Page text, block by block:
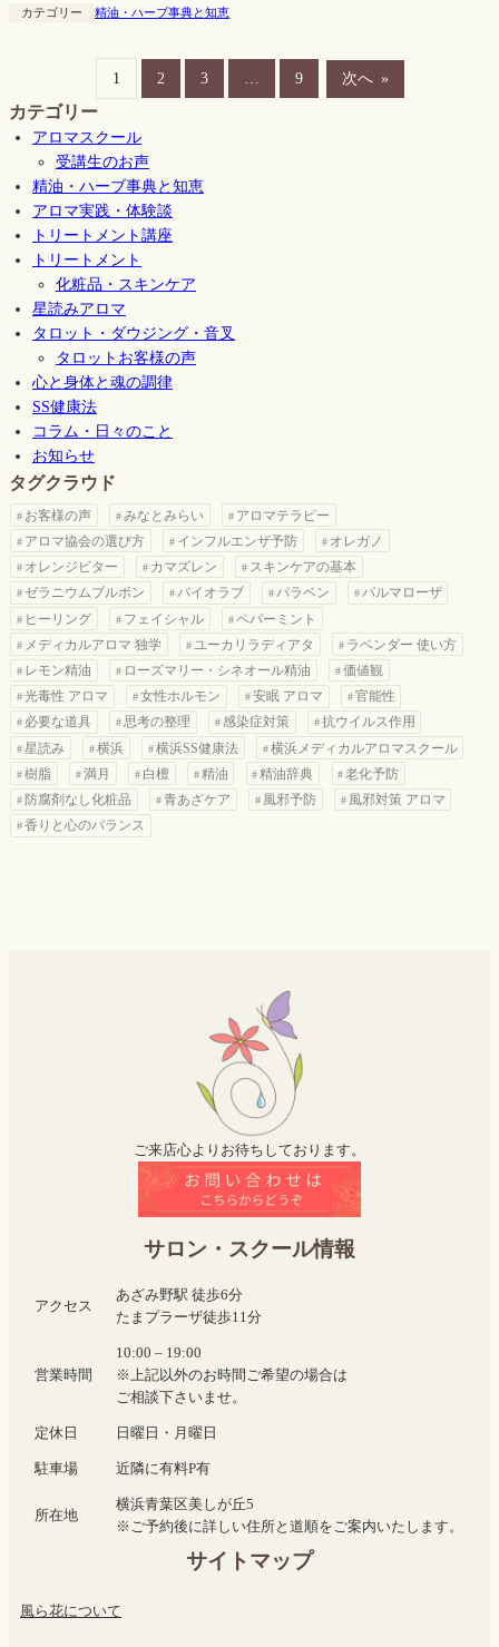
カテゴリー 精油・ハーブ事典と知恵
1 2 3 9 次へ »
カテゴリー
アロマスクール
受講生のお声
精油・ハーブ事典と知恵
アロマ実践・体験談
トリートメント講座
トリートメント
化粧品・スキンケア
星読みアロマ
タロット・ダウジング・音叉
タロットお客様の声
心と身体と魂の調律
SS健康法
コラム・日々のこと
お知らせ
タグクラウド
お客様の声 みなとみらい
アロマテラピー
アロマ協会の選び方
インフルエンザ予防
オレガノ
オレンジビター
カマズレン
スキンケアの基本
ゼラニウムブルボン
バイオラブ パラベン
パルマローザ
ヒーリング
フェイシャル
ペパーミント
メディカルアロマ 独学
ユーカリラディアタ
ラベンダー 使い方
レモン精油
ローズマリー・シネオール精油
価値観
光毒性 アロマ
女性ホルモン 安眠 アロマ
官能性
必要な道具
思考の整理 感染症対策
抗ウイルス作用
星読み
横浜 横浜SS健康法
横浜メディカルアロマスクール
樹脂
満月 白檀 精油 精油辞典
老化予防
防腐剤なし化粧品
青あざケア 風邪予防
風邪対策 アロマ
香りと心のバランス
ご来店心よりお待ちしております。
サロン・スクール情報
アクセス
あざみ野駅 徒歩6分
たまプラーザ徒歩11分
営業時間
10:00 – 19:00
※上記以外のお時間ご希望の場合は
ご相談下さいませ。
定休日 日曜日・月曜日
駐車場 近隣に有料P有
所在地
横浜青葉区美しが丘5
※ご予約後に詳しい住所と道順をご案内いたします。
サイトマップ
風ら花について